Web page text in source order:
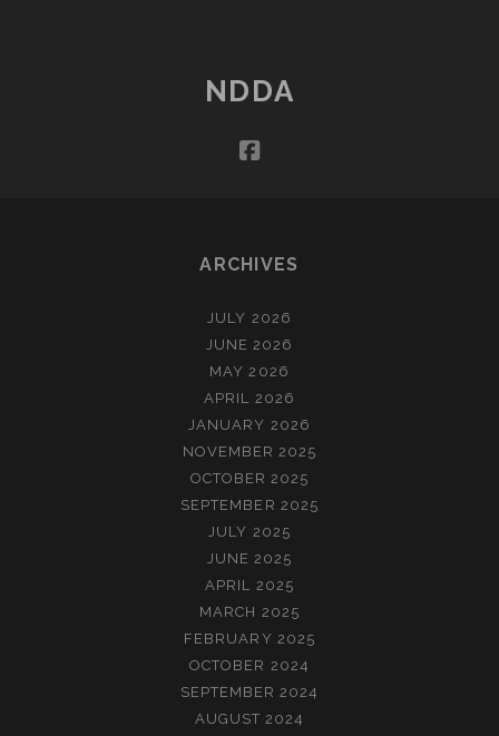
NDDA
facebook
ARCHIVES
JULY 2026
JUNE 2026
MAY 2026
APRIL 2026
JANUARY 2026
NOVEMBER 2025
OCTOBER 2025
SEPTEMBER 2025
JULY 2025
JUNE 2025
APRIL 2025
MARCH 2025
FEBRUARY 2025
OCTOBER 2024
SEPTEMBER 2024
AUGUST 2024